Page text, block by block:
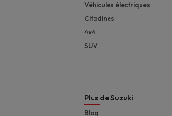
Véhicules électriques
Citadines
4x4
SUV
Plus de Suzuki
Blog